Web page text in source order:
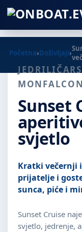
Početna›Doživljaji›
Sunset
svjetlo
Kratki večernji
prijatelje i
sunca, piće i
Sunset Cruise
svjetlo, jedrenje,